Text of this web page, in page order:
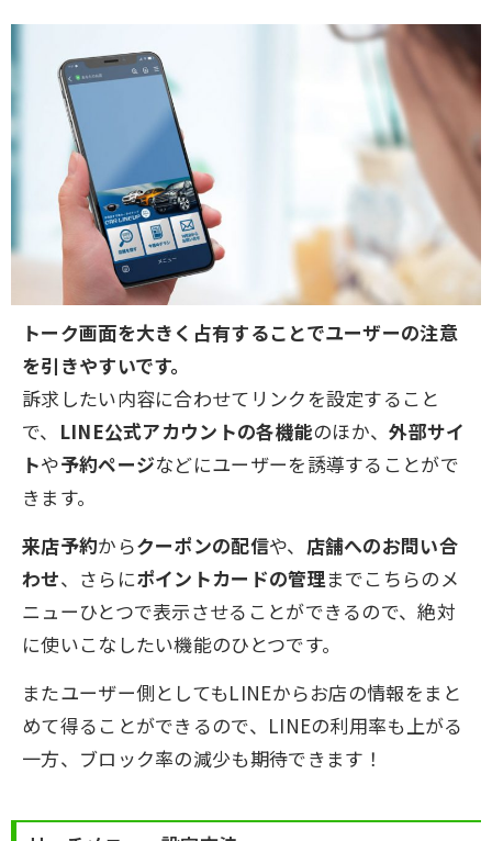
トーク画面を大きく占有することでユーザーの注意
を引きやすいです。
訴求したい内容に合わせてリンクを設定すること
で、 LINE公式アカウントの各機能のほか、外部サイ
トや予約ページなどにユーザーを誘導することがで
きます。
来店予約からクーポンの配信や、 店舗へのお問い合
わせ、さらにポイントカードの管理までこちらのメ
ニューひとつで表示させることができるので、絶対
に使いこなしたい機能のひとつです。
またユーザー側としてもLINEからお店の情報をまと
めて得ることができるので、LINEの利用率も上がる
一方、ブロック率の減少も期待できます！